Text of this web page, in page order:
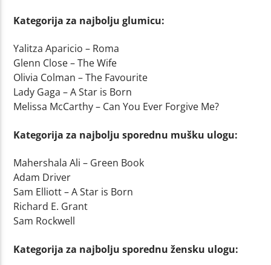
Kategorija za najbolju glumicu:
Yalitza Aparicio – Roma
Glenn Close – The Wife
Olivia Colman – The Favourite
Lady Gaga – A Star is Born
Melissa McCarthy – Can You Ever Forgive Me?
Kategorija za najbolju sporednu mušku ulogu:
Mahershala Ali – Green Book
Adam Driver
Sam Elliott – A Star is Born
Richard E. Grant
Sam Rockwell
Kategorija za najbolju sporednu žensku ulogu: